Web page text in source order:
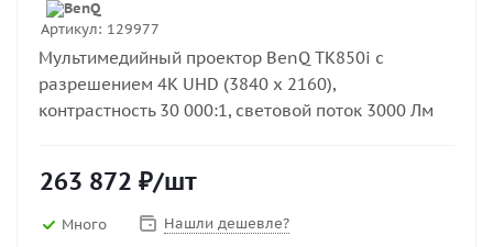
Артикул: 129977
Мультимедийный проектор BenQ TK850i с
разрешением 4K UHD (3840 x 2160),
контрастность 30 000:1, световой поток 3000 Лм
263 872 ₽/шт
Много Нашли дешевле?